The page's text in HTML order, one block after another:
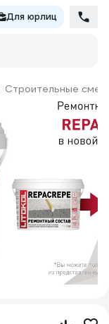
Для юрлиц
Строительные